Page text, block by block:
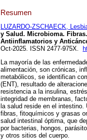
Resumen
LUZARDO-ZSCHAECK, Lesbia
y Salud. Microbioma.
Antiinflamatorios y
Oct-2025. ISSN 2477-975X.
La mayoría de las
alimentación, son crónicas,
metabólicos, se identifican
(ENT), resultado de
resistencia a la insulina,
integridad de membranas,
la salud reside en el
fibras, fitoquímicos y grasas
salud intestinal óptima, que
por bacterias, hongos,
y otros sitios del cuerpo.